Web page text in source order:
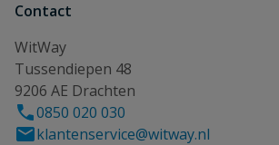
Contact
WitWay
Tussendiepen 48
9206 AE Drachten
0850 020 030
klantenservice@witway.nl